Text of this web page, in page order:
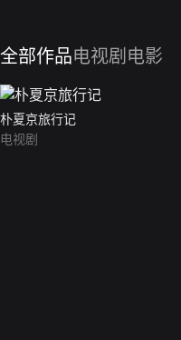
全部作品电视剧 电影
朴夏京旅行记
电视剧